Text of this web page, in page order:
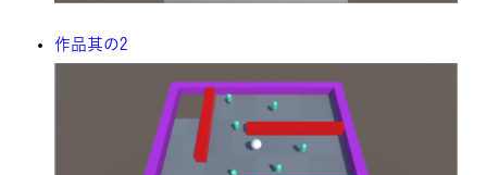
作品其の2